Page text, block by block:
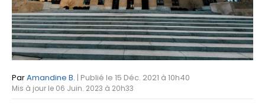
ParAmandine B. | Publié le 15 Déc. 2021 à 10h40
Mis à jour le 06 Juin. 2023 à 20h33